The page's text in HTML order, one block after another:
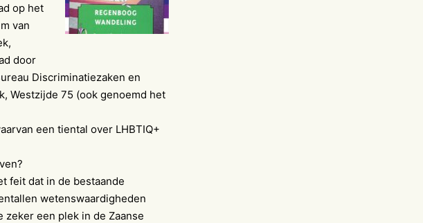
op het
van
door
Discriminatiezaken en
Westzijde 75 (ook genoemd het
een tiental over LHBTIQ+
feit dat in de bestaande
wetenswaardigheden
zeker een plek in de Zaanse